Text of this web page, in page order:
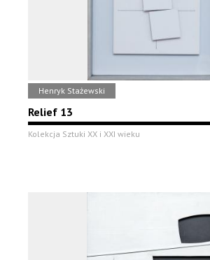
Henryk Stażewski
Relief 13
Kolekcja Sztuki XX i XXI wieku